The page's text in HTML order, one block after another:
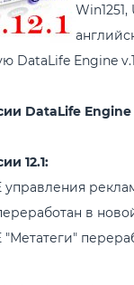
Win1251,
DataLife Engine
DataLife Engine
12.1:
управления
в
"Метатеги"